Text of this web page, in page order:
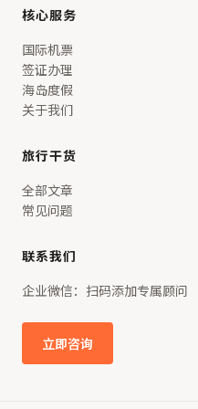
核心服务
国际机票
签证办理
海岛度假
关于我们
旅行干货
全部文章
常见问题
联系我们
企业微信：扫码添加专属顾问
立即咨询